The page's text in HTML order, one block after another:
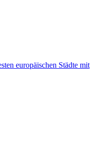
europäischen Städte mit